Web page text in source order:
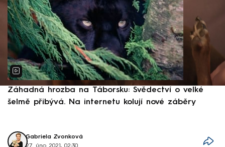
Záhadná hrozba na Táborsku: Svědectví o velké
šelmě přibývá. Na internetu kolují nové záběry
Gabriela Zvonková
27. úno 2021, 02:30